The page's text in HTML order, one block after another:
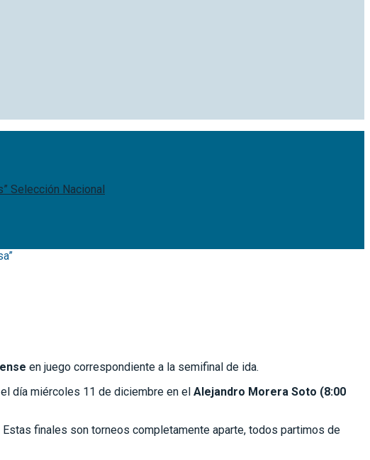
Selección Nacional
en juego correspondiente a la semifinal de ida.
día miércoles 11 de diciembre en el Alejandro Morera Soto (8:00
finales son torneos completamente aparte, todos partimos de